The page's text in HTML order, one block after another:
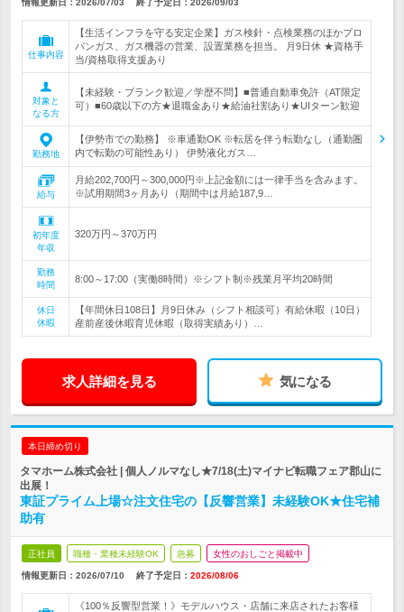
情報更新日：2026/07/03 終了予定日： 2026/09/03
仕事内容
【生活インフラを守る安定企業】ガス検針・点検業務のほかプロ
パンガス、ガス機器の営業、設置業務を担当。 月9日休 ★資格手
当/資格取得支援あり
対象と
なる方
【未経験・ブランク歓迎／学歴不問】■普通自動車免許（AT限定
可）■60歳以下の方★退職金あり★給油社割あり★UIターン歓迎
勤務地
【伊勢市での勤務】 ※車通勤OK ※転居を伴う転勤なし（通勤圏
内で転勤の可能性あり） 伊勢液化ガス…
給与
月給202,700円～300,000円※上記金額には一律手当を含みます。
※試用期間3ヶ月あり（期間中は月給187,9…
初年度
年収
320万円～370万円
勤務
時間
8:00～17:00（実働8時間）※シフト制※残業月平均20時間
休日
休暇
【年間休日108日】月9日休み（シフト相談可）有給休暇（10日）
産前産後休暇育児休暇（取得実績あり）…
求人詳細を見る 気になる
本日締め切り
タマホーム株式会社 | 個人ノルマなし★7/18(土)マイナビ転職フェア郡山に
出展！
東証プライム上場☆注文住宅の【反響営業】未経験OK★住宅補
助有
正社員 職種・業種未経験OK 急募 女性のおしごと掲載中
情報更新日：2026/07/10 終了予定日： 2026/08/06
《100％反響型営業！》モデルハウス・店舗に来店されたお客様